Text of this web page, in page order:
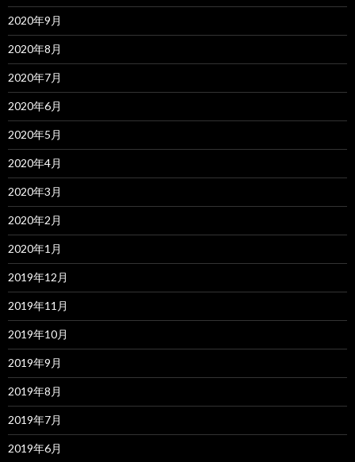
2020年9月
2020年8月
2020年7月
2020年6月
2020年5月
2020年4月
2020年3月
2020年2月
2020年1月
2019年12月
2019年11月
2019年10月
2019年9月
2019年8月
2019年7月
2019年6月